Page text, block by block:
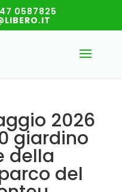
0587825
2026
giardino
della
del